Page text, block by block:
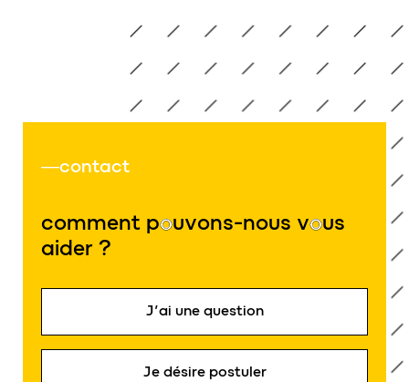
contact
comment pouvons-nous vous
aider ?
J’ai une question
Je désire postuler